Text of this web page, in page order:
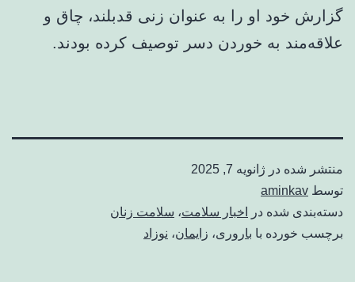
گزارش خود او را به عنوان زنی قدبلند، چاق و
علاقه‌مند به خوردن دسر توصیف کرده بودند.
منتشر شده در ژانویه 7, 2025
توسط aminkav
دسته‌بندی شده در
اخبار سلامت، سلامت زنان
برچسب خورده با باروری، زایمان، نوزاد